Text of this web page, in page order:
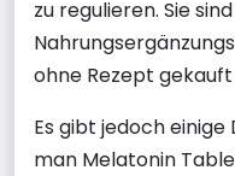
zu regulieren. Sie
ohne Rezept
Es gibt jedoch
man Melatonin